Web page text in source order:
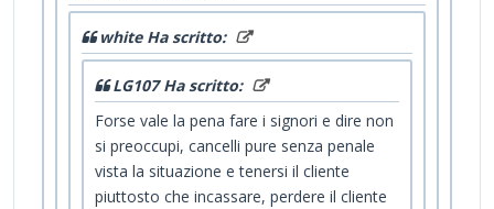
white Ha scritto:
LG107 Ha scritto:
Forse vale la pena fare i signori e dire non
si preoccupi, cancelli pure senza penale
vista la situazione e tenersi il cliente
piuttosto che incassare, perdere il cliente